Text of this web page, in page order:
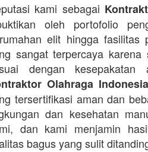
kami sebagai
oleh portofolio
elit hingga fasilitas
sangat terpercaya
dengan
Olahraga Indonesia
tersertifikasi aman dan
dan kesehatan
dan kami menjamin
bagus yang sulit